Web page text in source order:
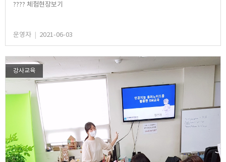
???? 체험현장보기
운영자 2021-06-03
강사교육